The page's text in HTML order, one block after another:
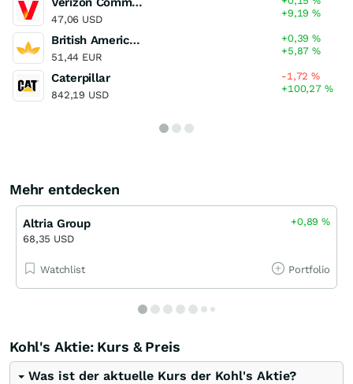
47,06 USD
+9,19%
British American Tobacco
51,44 EUR
+0,39%
+5,87%
Caterpillar
842,19 USD
-1,72%
+100,27 %
Mehr entdecken
Altria Group
68,35 USD
+0,89%
Watchlist Portfolio
Kohl's Aktie: Kurs & Preis
Was ist der aktuelle Kurs der Kohl's Aktie?